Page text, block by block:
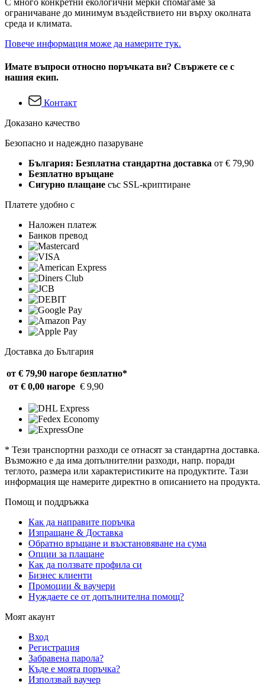
С много конкретни екологични мерки спомагаме за
ограничаване до минимум въздействието ни върху околната
среда и климата.
Повече информация може да намерите тук.
Имате въпроси относно поръчката ви? Свържете се с
нашия екип.
Контакт
Доказано качество
Безопасно и надеждно пазаруване
България: Безплатна стандартна доставка от € 79,90
Безплатно връщане
Сигурно плащане със SSL-криптиране
Платете удобно с
Наложен платеж
Банков превод
Доставка до България
от € 79,90 нагоре безплатно*
от € 0,00 нагоре € 9,90
* Тези транспортни разходи се отнасят за стандартна доставка.
Възможно е да има допълнителни разходи, напр. поради
теглото, размера или характеристиките на продуктите. Тази
информация ще намерите директно в описанието на продукта.
Помощ и поддръжка
Как да направите поръчка
Изпращане & Доставка
Обратно връщане и възстановяване на сума
Опции за плащане
Как да ползвате профила си
Бизнес клиенти
Промоции & ваучери
Нуждаете се от допълнителна помощ?
Моят акаунт
Вход
Регистрация
Забравена парола?
Къде е моята поръчка?
Използвай ваучер